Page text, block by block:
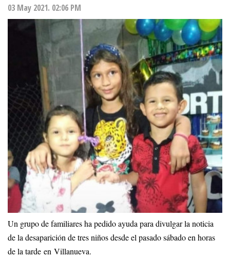
03 May 2021. 02:06 PM
Un grupo de familiares ha pedido ayuda para divulgar la noticia
de la desaparición de tres niños desde el pasado sábado en horas
de la tarde en Villanueva.